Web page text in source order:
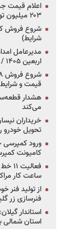
۲۰۳ میلیون تومانی
شرایط)
اربعین ۱۴۰۵ / «یارا» و هوش مصنوعی به خدمت زائران آمد
قیمت و شرایط) /
هشدار
می‌کند
خریداران
تحویل خودرو
ورود کمپرسی
کامیونت
ساعت کار
از تولید فنر
فنرسازی زر
استان شمالی